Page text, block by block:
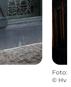
Foto:
©